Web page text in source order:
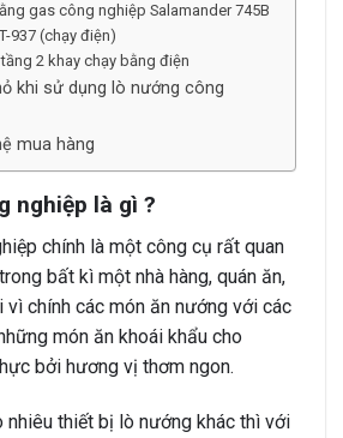
gas công nghiệp Salamander 745B
937 (chạy điện)
2 khay chạy bằng điện
khi sử dụng lò nướng công
mua hàng
nghiệp là gì ?
chính là một công cụ rất quan
bất kì một nhà hàng, quán ăn,
vì chính các món ăn nướng với các
món ăn khoái khẩu cho
bởi hương vị thơm ngon.
nhiêu thiết bị lò nướng khác thì với